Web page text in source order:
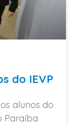
do IEVP
alunos do
Paraíba